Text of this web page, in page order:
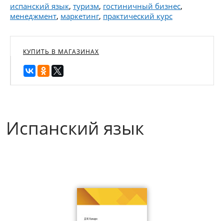
испанский язык, туризм, гостиничный бизнес,
менеджмент, маркетинг, практический курс
КУПИТЬ В МАГАЗИНАХ
Испанский язык